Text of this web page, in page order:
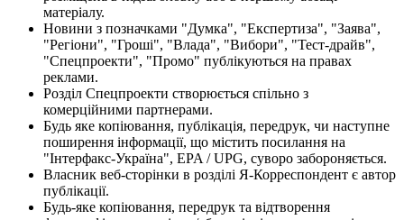
матеріалу.
Новини з позначками "Думка", "Експертиза", "Заява",
"Регіони", "Гроші", "Влада", "Вибори", "Тест-драйв",
"Спецпроекти", "Промо" публікуються на правах
реклами.
Розділ Спецпроекти створюється спільно з
комерційними партнерами.
Будь яке копіювання, публікація, передрук, чи наступне
поширення інформації, що містить посилання на
"Інтерфакс-Україна", EPA / UPG, суворо забороняється.
Власник веб-сторінки в розділі Я-Корреспондент є автор
публікації.
Будь-яке копіювання, передрук та відтворення